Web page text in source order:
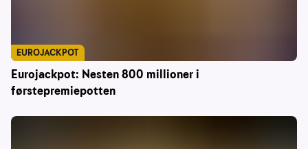
Eurojackpot: Nesten 800 millioner i
førstepremiepotten
EUROJACKPOT